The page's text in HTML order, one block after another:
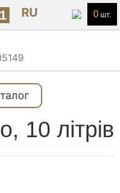
RU 0 шт.
10 літрів